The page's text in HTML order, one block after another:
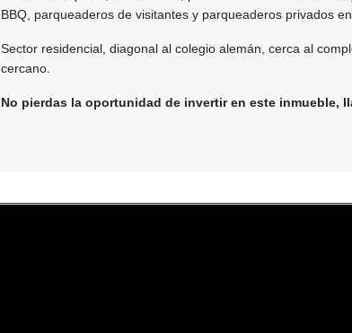
BBQ, parqueaderos de visitantes y parqueaderos privados
Sector residencial, diagonal al colegio alemán, cerca al
cercano.
No pierdas la oportunidad de invertir en este inmueble,